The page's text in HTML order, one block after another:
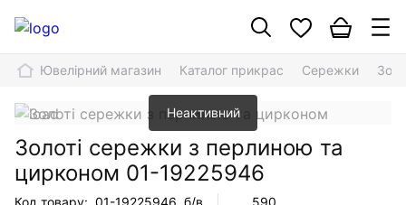
Ювелірний магазин Каталог прикрас Сережки
Неактивний
Золоті сережки з перлиною та
цирконом 01-19225946
Код товару: 01-19225946, б/в 590